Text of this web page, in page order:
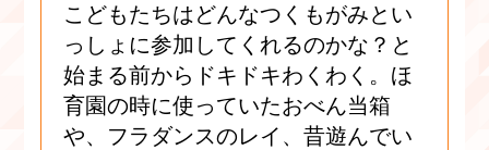
こどもたちはどんなつくもがみとい
っしょに参加してくれるのかな？と
始まる前からドキドキわくわく。ほ
育園の時に使っていたおべん当箱
や、フラダンスのレイ、昔遊んでい